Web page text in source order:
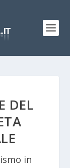
DEL
in